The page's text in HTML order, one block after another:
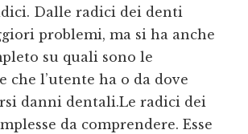
Dalle radici dei denti
problemi, ma si ha anche
su quali sono le
che l’utente ha o da dove
danni dentali.Le radici dei
da comprendere. Esse